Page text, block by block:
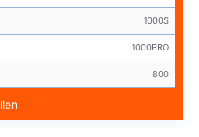
1000S
1000PRO
800